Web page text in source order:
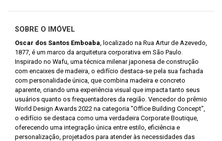
SOBRE O IMÓVEL
Oscar dos Santos Emboaba, localizado na Rua Artur de Azevedo,
1877, é um marco da arquitetura corporativa em São Paulo.
Inspirado no Wafu, uma técnica milenar japonesa de construção
com encaixes de madeira, o edifício destaca-se pela sua fachada
com personalidade única, que combina madeira e concreto
aparente, criando uma experiência visual que impacta tanto seus
usuários quanto os frequentadores da região. Vencedor do prêmio
World Design Awards 2022 na categoria "Office Building Concept",
o edifício se destaca como uma verdadeira Corporate Boutique,
oferecendo uma integração única entre estilo, eficiência e
personalização, projetados para atender às necessidades das